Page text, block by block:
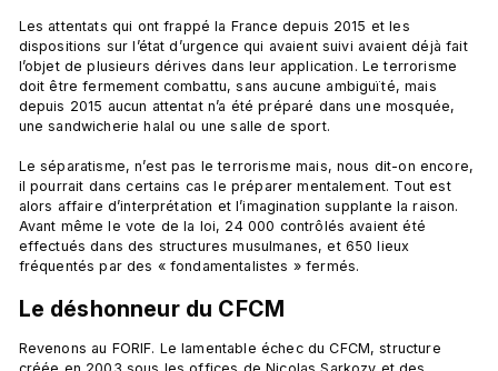
Les attentats qui ont frappé la France depuis 2015 et les
dispositions sur l’état d’urgence qui avaient suivi avaient déjà fait
l’objet de plusieurs dérives dans leur application. Le terrorisme
doit être fermement combattu, sans aucune ambiguïté, mais
depuis 2015 aucun attentat n’a été préparé dans une mosquée,
une sandwicherie halal ou une salle de sport.
Le séparatisme, n’est pas le terrorisme mais, nous dit-on encore,
il pourrait dans certains cas le préparer mentalement. Tout est
alors affaire d’interprétation et l’imagination supplante la raison.
Avant même le vote de la loi, 24 000 contrôlés avaient été
effectués dans des structures musulmanes, et 650 lieux
Le déshonneur du CFCM
Revenons au FORIF. Le lamentable échec du CFCM, structure